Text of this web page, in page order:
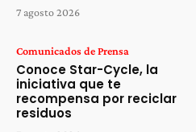
7 agosto 2026
Comunicados de Prensa
Conoce Star-Cycle, la
iniciativa que te
recompensa por reciclar
residuos